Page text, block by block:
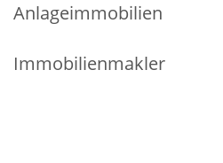
Anlageimmobilien
Immobilienmakler